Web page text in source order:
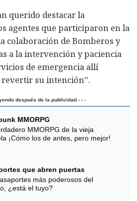
querido destacar la
agentes que participaron en la
colaboración de Bomberos y
a la intervención y paciencia
de emergencia allí
revertir su intención”.
después de la publicidad - - -
MMORPG
MMORPG de la vieja
¡Cómo los de antes, pero mejor!
que abren puertas
más poderosos del
¿está el tuyo?